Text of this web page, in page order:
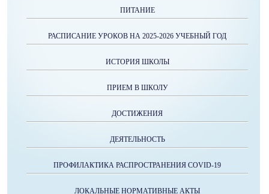
ПИТАНИЕ
РАСПИСАНИЕ УРОКОВ НА 2025-2026 УЧЕБНЫЙ ГОД
ИСТОРИЯ ШКОЛЫ
ПРИЕМ В ШКОЛУ
ДОСТИЖЕНИЯ
ДЕЯТЕЛЬНОСТЬ
ПРОФИЛАКТИКА РАСПРОСТРАНЕНИЯ COVID-19
ЛОКАЛЬНЫЕ НОРМАТИВНЫЕ АКТЫ